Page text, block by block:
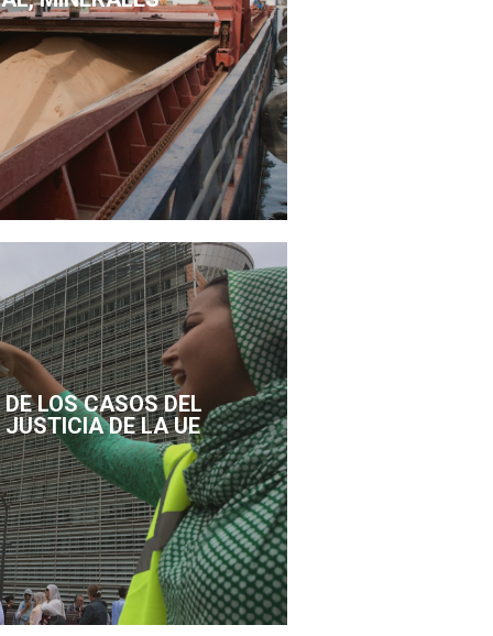
LOS CASOS DEL
DE LA UE